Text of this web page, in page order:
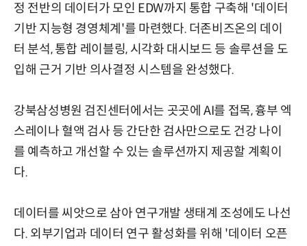
정 전반의 데이터가 모인 EDW까지 통합 구축해 '데이터
기반 지능형 경영체계'를 마련했다. 더존비즈온의 데이
터 분석, 통합 레이블링, 시각화 대시보드 등 솔루션을 도
입해 근거 기반 의사결정 시스템을 완성했다.
강북삼성병원 검진센터에서는 곳곳에 AI를 접목, 흉부 엑
스레이나 혈액 검사 등 간단한 검사만으로도 건강 나이
를 예측하고 개선할 수 있는 솔루션까지 제공할 계획이
다.
데이터를 씨앗으로 삼아 연구개발 생태계 조성에도 나선
다. 외부기업과 데이터 연구 활성화를 위해 '데이터 오픈